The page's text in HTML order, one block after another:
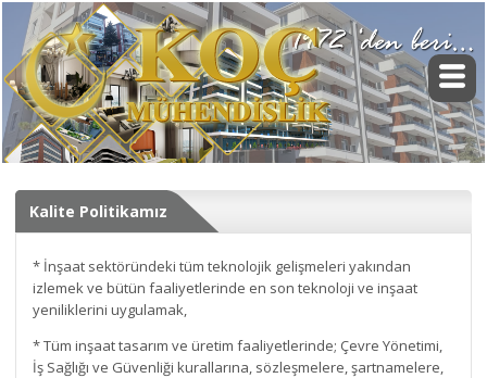
Kalite Politikamız
* İnşaat sektöründeki tüm teknolojik gelişmeleri yakından
izlemek ve bütün faaliyetlerinde en son teknoloji ve inşaat
yeniliklerini uygulamak,
* Tüm inşaat tasarım ve üretim faaliyetlerinde; Çevre Yönetimi,
İş Sağlığı ve Güvenliği kurallarına, sözleşmelere, şartnamelere,